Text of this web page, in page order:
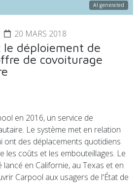
AI generated
20 MARS 2018
le déploiement de
de covoiturage
en 2016, un service de
Le système met en relation
ont des déplacements quotidiens
les coûts et les embouteillages. Le
en Californie, au Texas et en
Carpool aux usagers de l'État de